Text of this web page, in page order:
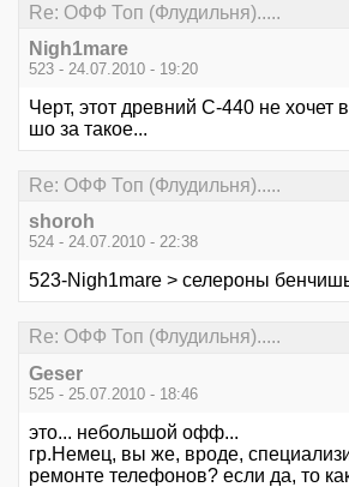
Re: ОФФ Топ (Флудильня).....
Nigh1mare
523 - 24.07.2010 - 19:20
Черт, этот древний С-440 не хочет
шо за такое...
Re: ОФФ Топ (Флудильня).....
shoroh
524 - 24.07.2010 - 22:38
523-Nigh1mare > селероны
Re: ОФФ Топ (Флудильня).....
Geser
525 - 25.07.2010 - 18:46
это... небольшой офф...
гр.Немец, вы же, вроде,
ремонте телефонов? если да, то